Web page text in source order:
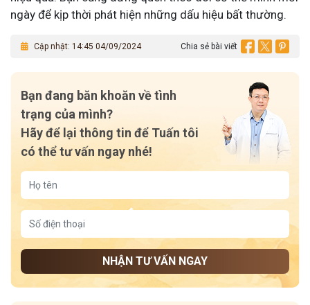
ngày để kịp thời phát hiện những dấu hiệu bất thường.
Cập nhật: 14:45 04/09/2024 Chia sẻ bài viết
Bạn đang băn khoăn về tình
trạng của mình?
Hãy để lại thông tin để Tuấn tôi
có thể tư vấn ngay nhé!
NHẬN TƯ VẤN NGAY